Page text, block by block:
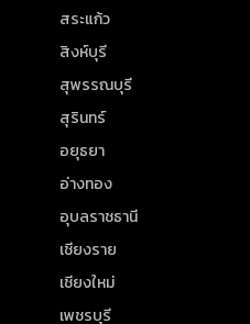
สระแก้ว
สิงห์บุรี
สุพรรณบุรี
สุรินทร์
อยุธยา
อ่างทอง
อุบลราชธานี
เชียงราย
เชียงใหม่
เพชรบุรี